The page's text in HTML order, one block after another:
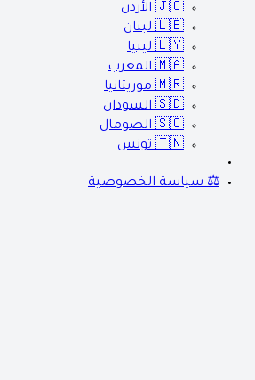
🇯🇴 الأردن
🇱🇧 لبنان
🇱🇾 ليبيا
🇲🇦 المغرب
🇲🇷 موريتانيا
🇸🇩 السودان
🇸🇴 الصومال
🇹🇳 تونس
⚖️ سياسة الخصوصية